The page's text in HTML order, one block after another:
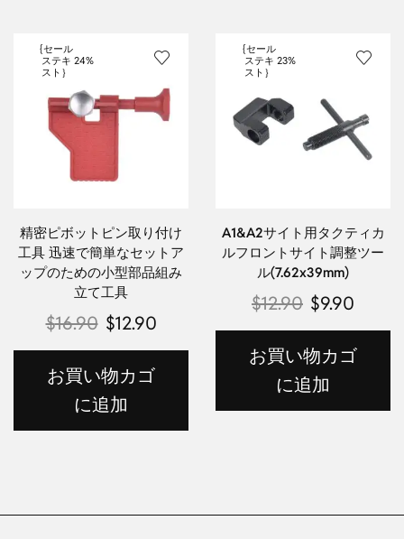
{セール
ステキ
スト｝
24%
精密ピボットピン取り付け
工具 迅速で簡単なセットア
ップのための小型部品組み
立て工具
$16.90 $12.90
お買い物カゴ
に追加
{セール
ステキ
スト｝
23%
A1&A2サイト用タクティカ
ルフロントサイト調整ツー
ル(7.62x39mm)
$12.90 $9.90
お買い物カゴ
に追加